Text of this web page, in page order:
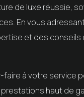
de luxe réussie,
En vous
et des
à votre service
haut de